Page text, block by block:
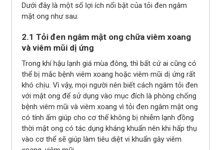
Dưới đây là một số lợi ích nổi bật của tỏi đen ngâm
mật ong như sau:
2.1 Tỏi đen ngâm mật ong chữa viêm xoang
và viêm mũi dị ứng
Trong khí hậu lạnh giá mùa đông, thì bất cứ ai cũng có
thể bị mắc bệnh viêm xoang hoặc viêm mũi dị ứng rất
khó chịu. Vì vậy, mọi người nên biết cách ngâm tỏi đen
với mật ong để sử dụng vào mục đích là phòng chống
bệnh viêm mũi và viêm xoang vì tỏi đen ngâm mật ong
có tính ấm giúp cho cơ thể không bị nhiễm lạnh đồng
thời mật ong có tác dụng kháng khuẩn nên khi hấp thụ
vào cơ thể sẽ giúp làm tiêu diệt vi khuẩn gây viêm